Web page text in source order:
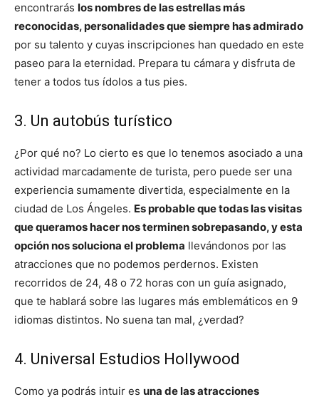
encontrarás los nombres de las estrellas más
reconocidas, personalidades que siempre has admirado
por su talento y cuyas inscripciones han quedado en este
paseo para la eternidad. Prepara tu cámara y disfruta de
tener a todos tus ídolos a tus pies.
3. Un autobús turístico
¿Por qué no? Lo cierto es que lo tenemos asociado a una
actividad marcadamente de turista, pero puede ser una
experiencia sumamente divertida, especialmente en la
ciudad de Los Ángeles. Es probable que todas las visitas
que queramos hacer nos terminen sobrepasando, y esta
opción nos soluciona el problema llevándonos por las
atracciones que no podemos perdernos. Existen
recorridos de 24, 48 o 72 horas con un guía asignado,
que te hablará sobre las lugares más emblemáticos en 9
idiomas distintos. No suena tan mal, ¿verdad?
4. Universal Estudios Hollywood
Como ya podrás intuir es una de las atracciones